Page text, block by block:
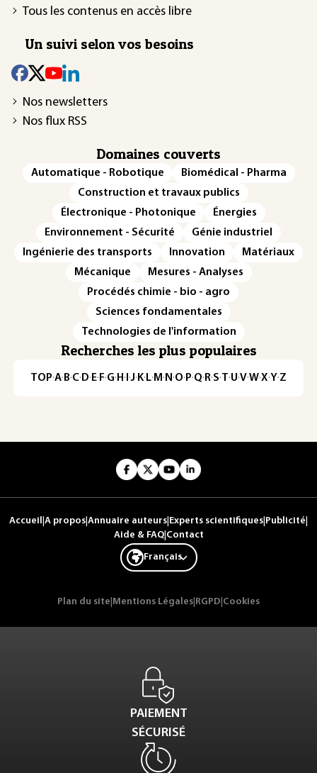
Tous les contenus en accès libre
Un suivi selon vos besoins
Nos newsletters
Nos flux RSS
Domaines couverts
Automatique - Robotique
Biomédical - Pharma
Construction et travaux publics
Électronique - Photonique
Énergies
Environnement - Sécurité
Génie industriel
Ingénierie des transports
Innovation
Matériaux
Mécanique
Mesures - Analyses
Procédés chimie - bio - agro
Sciences fondamentales
Technologies de l'information
Recherches les plus populaires
TOP·A·B·C· D· E· F·G· H · ·J· K· L· M · N ·O· P·Q· R·S·T·U·V·W·X·Y·Z
Accueil A propos Annuaire auteurs Experts scientifiques Publicité
Aide & FAQ| Contact
Français
Plan du site Mentions Légales RGPD Cookies
PAIEMENT
SÉCURISÉ